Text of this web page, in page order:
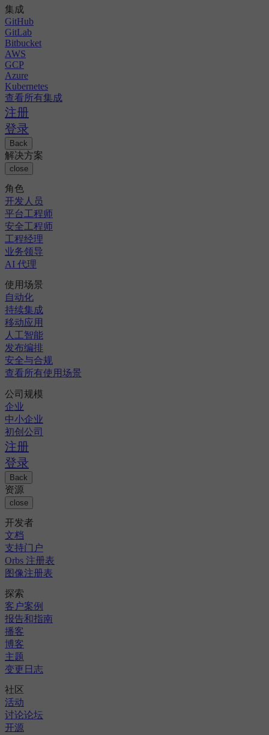
集成
GitHub
GitLab
Bitbucket
AWS
GCP
Azure
Kubernetes
查看所有集成
注册
登录
Back
解决方案
close
角色
开发人员
平台工程师
安全工程师
工程经理
业务领导
AI 代理
使用场景
自动化
持续集成
移动应用
人工智能
发布编排
安全与合规
查看所有使用场景
公司规模
企业
中小企业
初创公司
注册
登录
Back
资源
close
开发者
文档
支持门户
Orbs 注册表
图像注册表
探索
客户案例
报告和指南
播客
博客
主题
变更日志
社区
活动
讨论论坛
开源